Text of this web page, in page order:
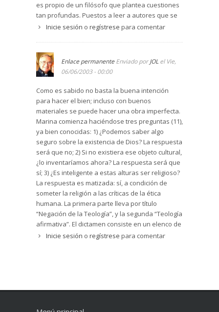
es propio de un filósofo que plantea cuestiones
tan profundas. Puestos a leer a autores que se
declaran no creyentes prefiero leer a Savater
trasluce una mayor sinceridad personal, por
mucho que se contradiga (al fin y al cabo el
hombre es una pura contradicción).
Inicie sesión o regístrese para comentar
Enlace permanente Enviado porJOL el Vie,
06/06/2003 - 00:00
Como es sabido no basta la buena intención
para hacer el bien; incluso con buenos
materiales se puede hacer una obra imperfecta.
Marina comienza haciéndose tres preguntas (11),
ya bien conocidas: 1) ¿Podemos saber algo
seguro sobre la existencia de Dios? La respuesta
será que no; 2) Si no existiera ese objeto cultural,
¿lo inventaríamos ahora? La respuesta será que
sí; 3) ¿Es inteligente a estas alturas ser religioso?
La respuesta es matizada: sí, a condición de
someter la religión a las críticas de la ética
humana. La primera parte lleva por título
“Negación de la Teología”, y la segunda “Teología
afirmativa”. El dictamen consiste en un elenco de
catorce afirmaciones que consideran la religión y
Inicie sesión o regístrese para comentar